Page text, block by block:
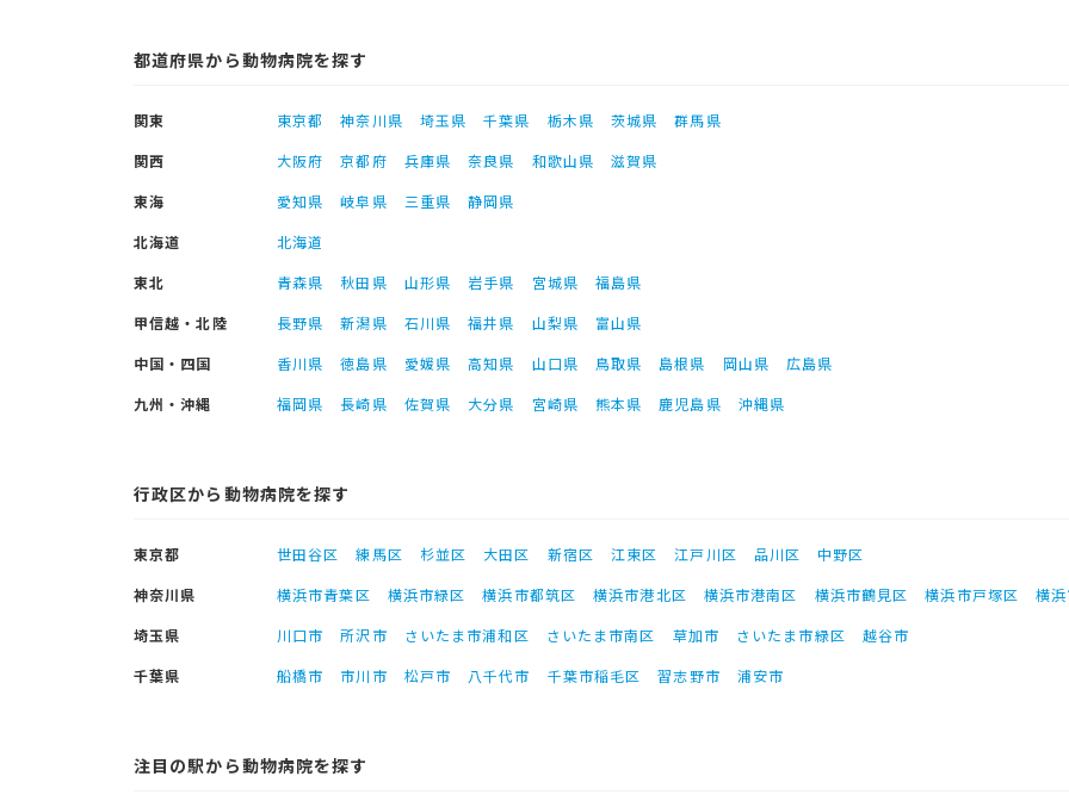
都道府県から動物病院を探す
関東 東京都 神奈川県 埼玉県 千葉県 栃木県 茨城県
群馬県
関西
大阪府 京都府 兵庫県 奈良県 和歌山県
滋賀県
東海
愛知県 岐阜県 三重県
静岡県
北海道
北海道
東北
青森県 秋田県 山形県 岩手県 宮城県
福島県
甲信越・北陸
長野県 新潟県 石川県 福井県 山梨県
富山県
中国・四国
香川県 徳島県 愛媛県 高知県 山口県 鳥取県 島根県 岡山県
広島県
九州・沖縄
福岡県 長崎県 佐賀県 大分県 宮崎県 熊本県 鹿児島県 沖縄県
行政区から動物病院を探す
東京都 世田谷区 練馬区 杉並区 大田区 新宿区 江東区 江戸川区 品川区
中野区
神奈川県
横浜市青葉区 横浜市緑区 横浜市都筑区 横浜市港北区 横浜市港南区 横浜市鶴見区 横浜市戸塚区
横
埼玉県
川口市 所沢市 さいたま市浦和区 さいたま市南区 草加市 さいたま市緑区
越谷市
千葉県
船橋市 市川市 松戸市 八千代市 千葉市稲毛区 習志野市 浦安市
注目の駅から動物病院を探す